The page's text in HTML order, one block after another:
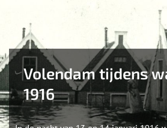
Volendam tijdens
1916